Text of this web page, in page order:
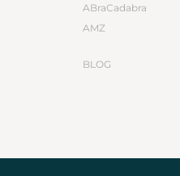
ABraCadabra
AMZ
BLOG